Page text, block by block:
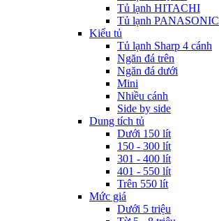
Tủ lạnh HITACHI
Tủ lạnh PANASONIC
Kiểu tủ
Tủ lạnh Sharp 4 cánh
Ngăn đá trên
Ngăn đá dưới
Mini
Nhiều cánh
Side by side
Dung tích tủ
Dưới 150 lít
150 - 300 lít
301 - 400 lít
401 - 550 lít
Trên 550 lít
Mức giá
Dưới 5 triệu